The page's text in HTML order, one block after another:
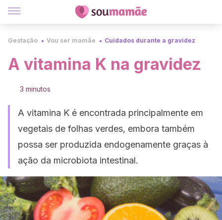
Gestação Vou ser mamãe Cuidados durante a gravidez
A vitamina K na gravidez
3 minutos
A vitamina K é encontrada principalmente em
vegetais de folhas verdes, embora também
possa ser produzida endogenamente graças à
ação da microbiota intestinal.